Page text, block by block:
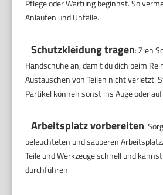
Pflege oder Wartung beginnst. So
Anlaufen und Unfälle.
Schutzkleidung tragen: Zieh
Handschuhe an, damit du dich beim
Austauschen von Teilen nicht verletzt.
Partikel können sonst ins Auge oder
Arbeitsplatz vorbereiten:
beleuchteten und sauberen
Teile und Werkzeuge schnell und
durchführen.